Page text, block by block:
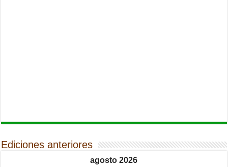
Ediciones anteriores
agosto 2026